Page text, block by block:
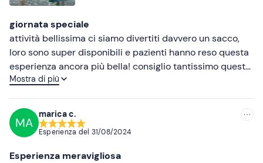
giornata speciale
attività bellissima ci siamo divertiti davvero un sacco,
loro sono super disponibili e pazienti hanno reso questa
esperienza ancora più bella! consiglio tantissimo questa
attività noi la rifaremo al più presto!
Mostra di più
MA
marica c.
Esperienza del 31/08/2024
Esperienza meravigliosa